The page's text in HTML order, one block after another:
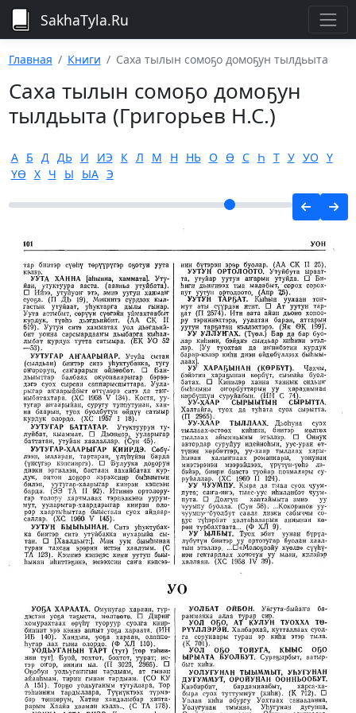
SakhaTyla.Ru
Главная Книги Саха тылын сомоҕо домоҕун тылдьыта
Саха тылын сомоҕо домоҕун
тылдьыта (Григорьев Н.С.)
А Б Д ДЬ И ИЭ К Л М Н НЬ О Ө С Һ Т У УО Ү
ҮӨ Х Ч Ы ЫА Э